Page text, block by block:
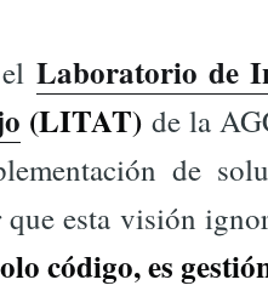
Laboratorio de
(LITAT) de la
de
que esta visión
código, es